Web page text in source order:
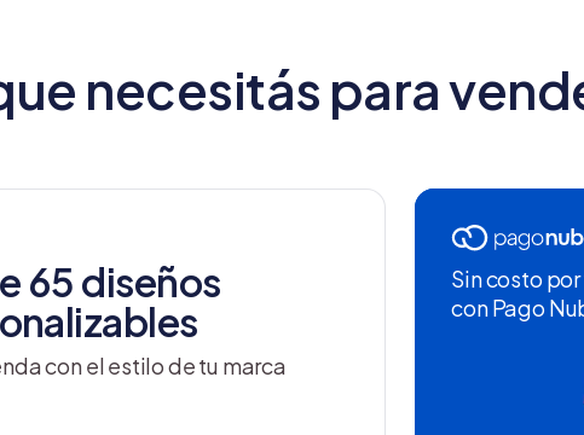
necesitás para
65 diseños
con el estilo de tu marca
Sin costo
con Pago